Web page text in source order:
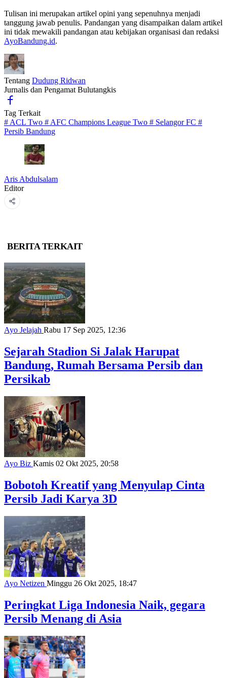
Tulisan ini merupakan artikel opini yang sepenuhnya menjadi
tanggung jawab penulis. Pandangan yang disampaikan dalam artikel
ini tidak mewakili pandangan atau kebijakan organisasi dan redaksi
AyoBandung.id.
Tentang Dudung Ridwan
Jurnalis dan Pengamat Bulutangkis
Tag Terkait
# ACL Two # AFC Champions League Two # Selangor FC #
Persib Bandung
Aris Abdulsalam
Editor
BERITA TERKAIT
Ayo Jelajah Rabu 17 Sep 2025, 12:36
Sejarah Stadion Si Jalak Harupat
Bandung, Rumah Bersama Persib dan
Persikab
Ayo Biz Kamis 02 Okt 2025, 20:58
Bobotoh Kreatif yang Menyulap Cinta
Persib Jadi Karya 3D
Ayo Netizen Minggu 26 Okt 2025, 18:47
Peringkat Liga Indonesia Naik, gegara
Persib Menang di Asia